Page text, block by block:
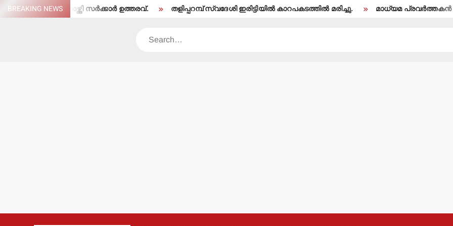
SkipBREAKING NEWS
തരംതാഴ്ത്തി സര്‍ക്കാര്‍ ഉത്തരവ്. തളിപ്പറമ്പ് സ്വദേശി ഇരിട്ടിയില്‍ കാറപകടത്തില്‍ മരിച്ചു. മാധ്യമ പ്രവര്‍ത്തകന്‍ ബി.എ.അലി
Search